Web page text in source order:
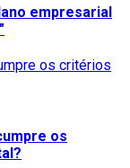
empresarial
os